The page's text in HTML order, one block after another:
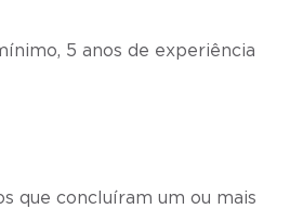
5 anos de experiência
que concluíram um ou mais